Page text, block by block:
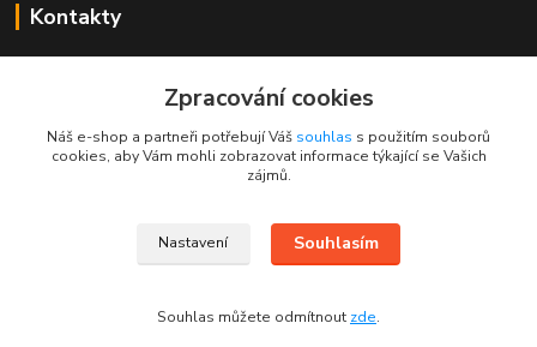
Kontakty
+420 725 613 837
info@rajklubicek.cz
Zpracování cookies
Náš e-shop a partneři potřebují Váš souhlas s použitím souborů
cookies, aby Vám mohli zobrazovat informace týkající se Vašich
zájmů.
Nastavení Souhlasím
Souhlas můžete odmítnout zde.